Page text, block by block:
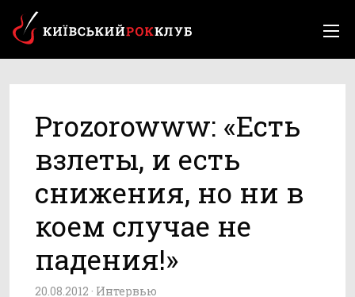
Prozorowww: «Есть
взлеты, и есть
снижения, но ни в
коем случае не
падения!»
20.08.2012 · Интервью